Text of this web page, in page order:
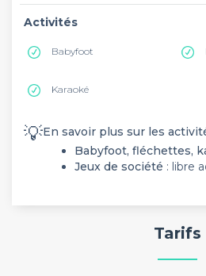
Activités
Babyfoot
Karaoké
💡En savoir plus sur les
Babyfoot, fléchettes,
Jeux de société : libre
Tarifs